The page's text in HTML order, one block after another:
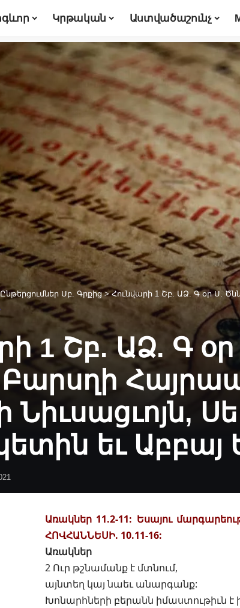
Կրթական Աստվածաշունչ
Ընթերցումներ Սբ. Գրքից>Հունվարի 1 Շբ. ԱՁ. Գ օր Ս. Ծննդեան պահոց:
1 Շբ. ԱՁ. Գ
Նիւսացւոյն,
եւ Աբբայ
Առակներ 11.2-11: Եսայու
ՀՈՎՀԱՆՆԵՍԻ. 10.11-16:
Առակներ
2 Ուր թշնամանք է մտնում,
այնտեղ կայ նաեւ անարգանք:
Խոնարհների բերանն իմաստութիւն է